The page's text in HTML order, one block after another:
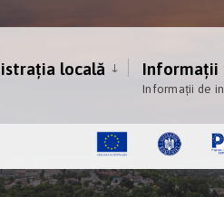
locală Informații
Informații de